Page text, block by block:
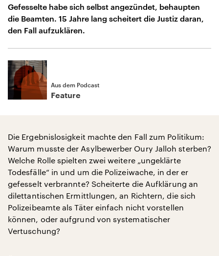
Gefesselte habe sich selbst angezündet, behaupten
die Beamten. 15 Jahre lang scheitert die Justiz daran,
den Fall aufzuklären.
Aus dem Podcast
Feature
Die Ergebnislosigkeit machte den Fall zum Politikum:
Warum musste der Asylbewerber Oury Jalloh sterben?
Welche Rolle spielten zwei weitere „ungeklärte
Todesfälle“ in und um die Polizeiwache, in der er
gefesselt verbrannte? Scheiterte die Aufklärung an
dilettantischen Ermittlungen, an Richtern, die sich
Polizeibeamte als Täter einfach nicht vorstellen
können, oder aufgrund von systematischer
Vertuschung?